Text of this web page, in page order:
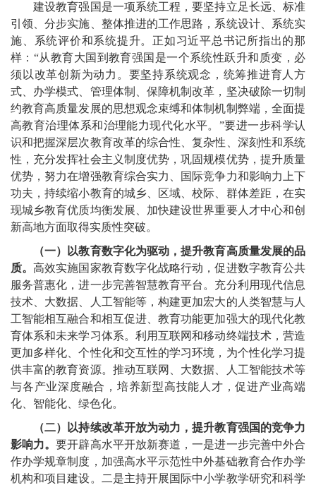
建设教育强国是一项系统工程，要坚持立足长远、标准
引领、分步实施、整体推进的工作思路，系统设计、系统实
施、系统评价和系统提升。正如习近平总书记所指出的那
样：“从教育大国到教育强国是一个系统性跃升和质变，必
须以改革创新为动力。要坚持系统观念，统筹推进育人方
式、办学模式、管理体制、保障机制改革，坚决破除一切制
约教育高质量发展的思想观念束缚和体制机制弊端，全面提
高教育治理体系和治理能力现代化水平。”要进一步科学认
识和把握深层次教育改革的综合性、复杂性、深刻性和系统
性，充分发挥社会主义制度优势，巩固规模优势，提升质量
优势，努力在增强教育综合实力、国际竞争力和影响力上下
功夫，持续缩小教育的城乡、区域、校际、群体差距，在实
现城乡教育优质均衡发展、加快建设世界重要人才中心和创
新高地方面取得实质性突破。
（一）以教育数字化为驱动，提升教育高质量发展的品
质。高效实施国家教育数字化战略行动，促进数字教育公共
服务普惠化，进一步完善智慧教育平台。充分利用现代信息
技术、大数据、人工智能等，构建更加宏大的人类智慧与人
工智能相互融合和相互促进、教育功能更加强大的现代化教
育体系和未来学习体系。利用互联网和移动终端技术，营造
更加多样化、个性化和交互性的学习环境，为个性化学习提
供丰富的教育资源。推动互联网、大数据、人工智能技术等
与各产业深度融合，培养新型高技能人才，促进产业高端
化、智能化、绿色化。
（二）以持续改革开放为动力，提升教育强国的竞争力
影响力。要开辟高水平开放新赛道，一是进一步完善中外合
作办学规章制度，加强高水平示范性中外基础教育合作办学
机构和项目建设。二是主持开展国际中小学教学研究和科学